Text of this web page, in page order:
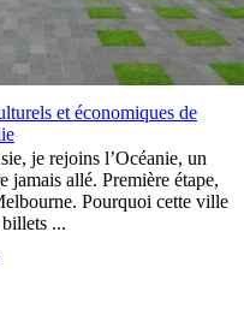
et économiques de
je rejoins l’Océanie, un
jamais allé. Première étape,
Pourquoi cette ville
...